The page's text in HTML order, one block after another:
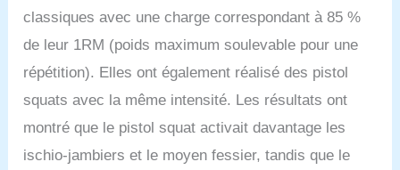
classiques avec une charge correspondant à 85 %
de leur 1RM (poids maximum soulevable pour une
répétition). Elles ont également réalisé des pistol
squats avec la même intensité. Les résultats ont
montré que le pistol squat activait davantage les
ischio-jambiers et le moyen fessier, tandis que le